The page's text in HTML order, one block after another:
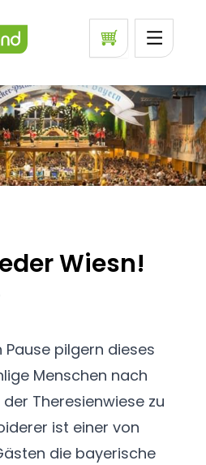
Wiesn!
Pause pilgern dieses
Menschen nach
Theresienwiese zu
ist einer von
die bayerische